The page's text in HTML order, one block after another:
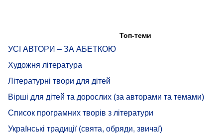
Топ-теми
УСІ АВТОРИ – ЗА АБЕТКОЮ
Художня література
Літературні твори для дітей
Вірші для дітей та дорослих (за авторами та темами)
Список програмних творів з літератури
Українські традиції (свята, обряди, звичаї)